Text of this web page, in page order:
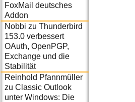
FoxMail deutsches
Addon
Nobbi zu Thunderbird
153.0 verbessert
OAuth, OpenPGP,
Exchange und die
Stabilität
Reinhold Pfannmüller
zu Classic Outlook
unter Windows: Die